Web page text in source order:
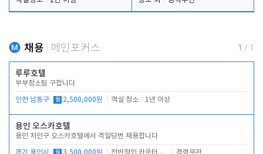
채용 메인포커스 1 / 1
루루호텔
부부청소팀 구합니다
인천 남동구 월 2,500,000원 객실 청소 1년 이상
용인 오스카호텔
용인 처인구 오스카호텔에서 격일당번 채용합니다
월